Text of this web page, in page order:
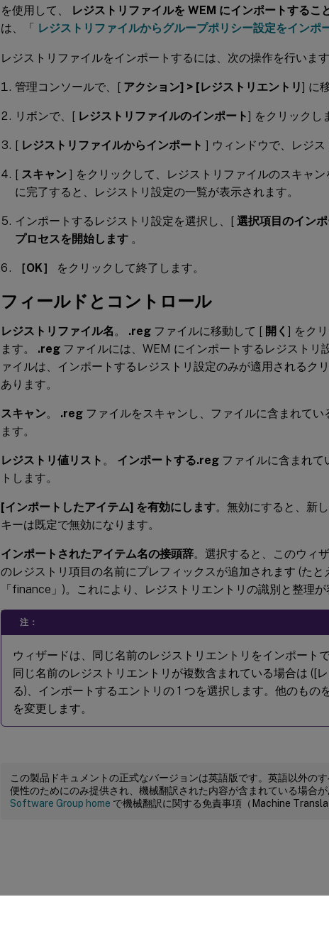
を使用して、
レジストリファイルを WEM にインポートするこ
は、「 レジストリファイルからグループポリシー設定をインポ
レジストリファイルをインポートするには、次の操作を行います
管理コンソールで、[ アクション] > [レジストリエントリ] に
リボンで、[ レジストリファイルのインポート] をクリックし
[ レジストリファイルからインポート ] ウィンドウで、レジス
[ スキャン ] をクリックして、レジストリファイルのスキャ
に完了すると、レジストリ設定の一覧が表示されます。
インポートするレジストリ設定を選択し、[ 選択項目のイン
プロセスを開始します 。
［OK］ をクリックして終了します。
フィールドとコントロール
レジストリファイル名 。 .reg ファイルに移動して [ 開く ] をク
ます。 .reg ファイルには、WEM にインポートするレジストリ
ァイルは、インポートするレジストリ設定のみが適用されるク
あります。
スキャン。 .reg ファイルをスキャンし、ファイルに含まれて
ます。
レジストリ値リスト 。 インポートする.reg ファイルに含まれて
トします。
[インポートしたアイテム] を有効にします。無効にすると、新
キーは既定で無効になります。
インポートされたアイテム名の接頭辞。選択すると、このウィ
のレジストリ項目の名前にプレフィックスが追加されます (た
「finance」)。これにより、レジストリエントリの識別と整理が
注：
ウィザードは、同じ名前のレジストリエントリをインポート
同じ名前のレジストリエントリが複数含まれている場合は ([
る)、インポートするエントリの 1 つを選択します。他のもの
を変更します。
この製品ドキュメントの正式なバージョンは英語版です。英語以外の
便性のためにのみ提供され、機械翻訳された内容が含まれている場合が
Software Group home で機械翻訳に関する免責事項（Machine